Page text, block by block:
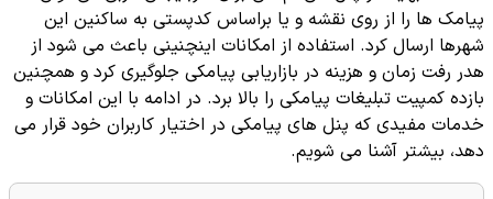
پیامک ها را از روی نقشه و یا براساس کدپستی به ساکنین این
شهرها ارسال کرد. استفاده از امکانات اینچنینی باعث می شود از
هدر رفت زمان و هزینه در بازاریابی پیامکی جلوگیری کرد و همچنین
بازده کمپیت تبلیغات پیامکی را بالا برد. در ادامه با این امکانات و
خدمات مفیدی که پنل های پیامکی در اختیار کاربران خود قرار می
دهد، بیشتر آشنا می شویم.